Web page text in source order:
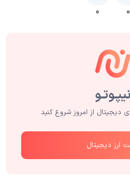
۰ ۰
دیجیتال از امروز شروع کنید
ارز دیجیتال